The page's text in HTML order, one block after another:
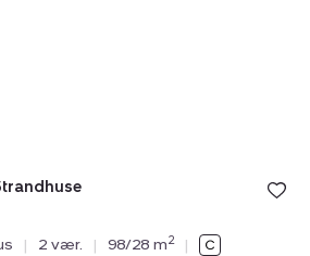
| 2 vær. | 98/28 m2 |